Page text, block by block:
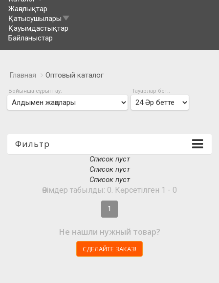
Жаңалықтар
Қатысушылары
Қауымдастықтар
Байланыстар
Главная Оптовый каталог
Бойынша сұрыптау: Тауарлар бет.:
Фильтр
Список пуст
Список пуст
Список пуст
Өнімдер табылды: 0. Көрсетілген 1 - 0
1
Не нашли нужный товар?
СДЕЛАЙТЕ ЗАКАЗ!